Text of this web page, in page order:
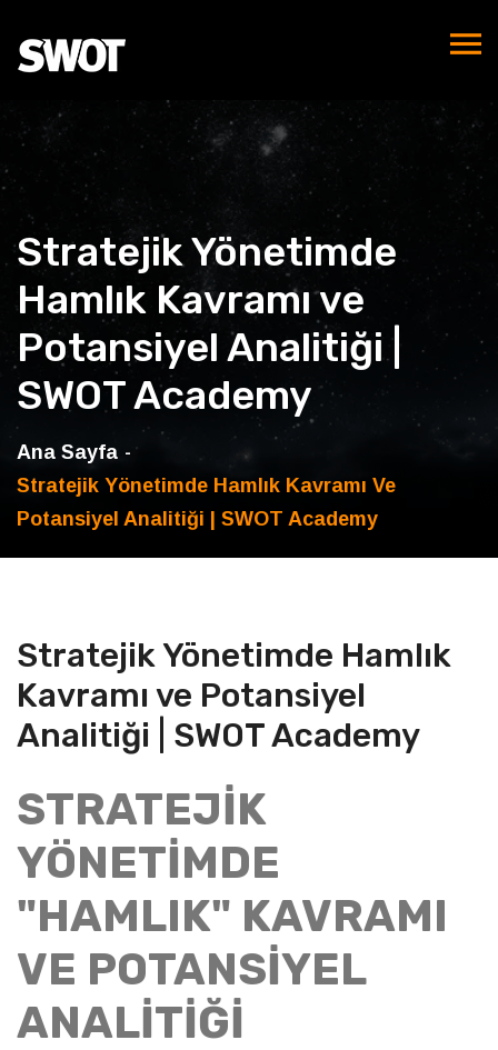
Stratejik Yönetimde
Hamlık Kavramı ve
Potansiyel Analitiği |
SWOT Academy
Ana Sayfa
Stratejik Yönetimde Hamlık Kavramı Ve
Potansiyel Analitiği | SWOT Academy
Stratejik Yönetimde Hamlık
Kavramı ve Potansiyel
Analitiği | SWOT Academy
STRATEJİK
YÖNETİMDE
"HAMLIK" KAVRAMI
VE POTANSİYEL
ANALİTİĞİ